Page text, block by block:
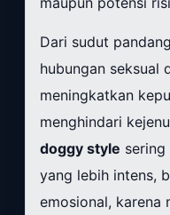
Dari sudut
hubungan seksual
meningkatkan
menghindari
doggy style sering
yang lebih intens,
emosional, karena